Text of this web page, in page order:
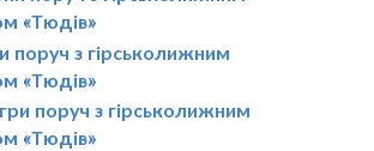
«Тюдів»
поруч з гірськолижним
«Тюдів»
поруч з гірськолижним
«Тюдів»